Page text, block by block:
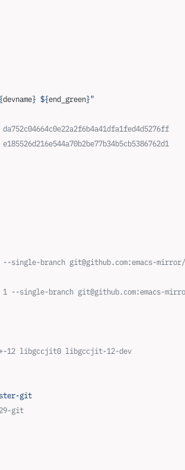
devname} ${end_green}"
branch git@github.com:emacs-
--single-branch git@github.com:emacs-
12 libgccjit0 libgccjit-12-dev
git
29-git